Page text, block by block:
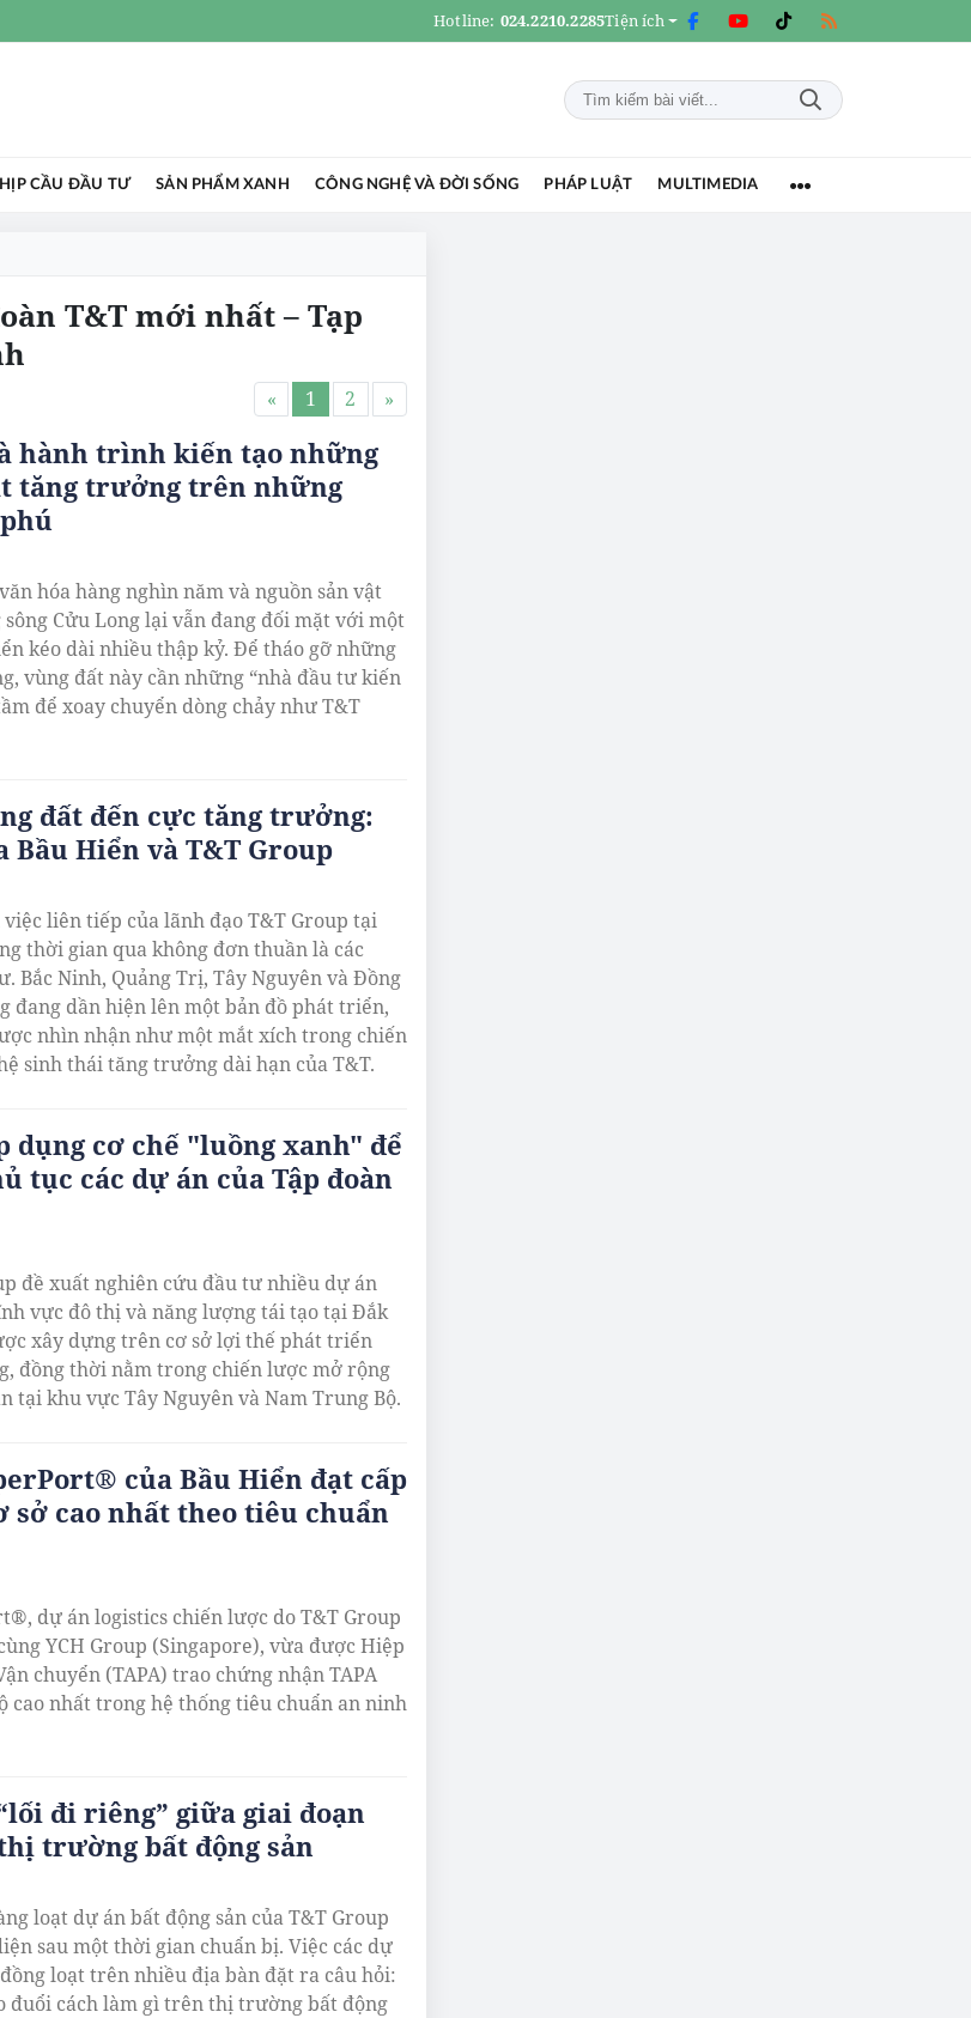
Hotline: 024.2210.2285Tiện ích
CẦU ĐẦU TƯ SẢN PHẨM XANH CÔNG NGHỆ VÀ ĐỜI SỐNG PHÁP LUẬT MULTIMEDIA
T&T mới nhất – Tạp
« 1 2 »
hành trình kiến tạo những
tăng trưởng trên những
hóa hàng nghìn năm và nguồn sản vật
Cửu Long lại vẫn đang đối mặt với một
kéo dài nhiều thập kỷ. Để tháo gỡ những
vùng đất này cần những “nhà đầu tư kiến
để xoay chuyển dòng chảy như T&T
đất đến cực tăng trưởng:
Bầu Hiển và T&T Group
liên tiếp của lãnh đạo T&T Group tại
thời gian qua không đơn thuần là các
Bắc Ninh, Quảng Trị, Tây Nguyên và Đồng
đang dần hiện lên một bản đồ phát triển,
nhìn nhận như một mắt xích trong chiến
sinh thái tăng trưởng dài hạn của T&T.
dụng cơ chế "luồng xanh" để
tục các dự án của Tập đoàn
đề xuất nghiên cứu đầu tư nhiều dự án
vực đô thị và năng lượng tái tạo tại Đắk
xây dựng trên cơ sở lợi thế phát triển
đồng thời nằm trong chiến lược mở rộng
tại khu vực Tây Nguyên và Nam Trung Bộ.
của Bầu Hiển đạt cấp
sở cao nhất theo tiêu chuẩn
dự án logistics chiến lược do T&T Group
YCH Group (Singapore), vừa được Hiệp
chuyển (TAPA) trao chứng nhận TAPA
cao nhất trong hệ thống tiêu chuẩn an ninh
đi riêng” giữa giai đoạn
trường bất động sản
loạt dự án bất động sản của T&T Group
sau một thời gian chuẩn bị. Việc các dự
loạt trên nhiều địa bàn đặt ra câu hỏi:
đuổi cách làm gì trên thị trường bất động